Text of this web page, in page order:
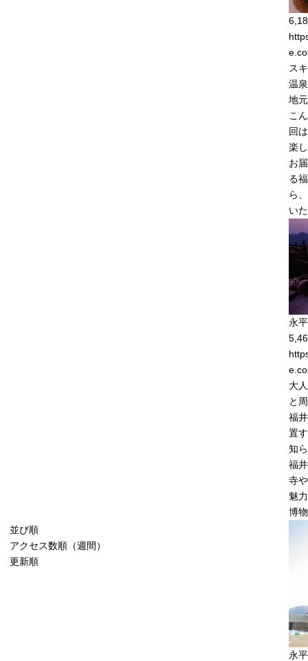
並び順
アクセス数順（週間）
更新順
ス
温
地
こ
回
楽
お
る
ら
い
永
大
と
福
置
知
福
寺
魅
博
永